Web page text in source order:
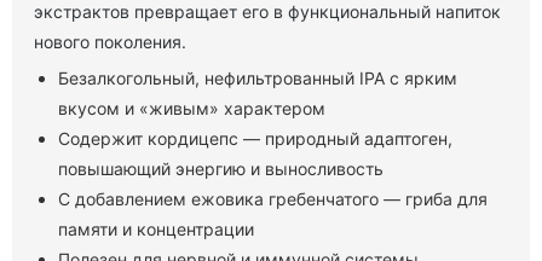
экстрактов превращает его в функциональный напиток
нового поколения.
Безалкогольный, нефильтрованный IPA с ярким
вкусом и «живым» характером
Содержит кордицепс — природный адаптоген,
повышающий энергию и выносливость
С добавлением ежовика гребенчатого — гриба для
памяти и концентрации